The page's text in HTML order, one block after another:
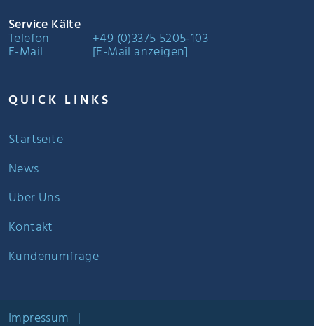
Service Kälte
Telefon +49 (0)3375 5205-103
E-Mail [E-Mail anzeigen]
QUICK LINKS
Startseite
News
Über Uns
Kontakt
Kundenumfrage
Impressum |